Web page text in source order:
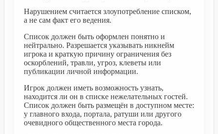
Нарушением считается злоупотребление списком,
а не сам факт его ведения.
Список должен быть оформлен понятно и
нейтрально. Разрешается указывать никнейм
игрока и краткую причину ограничения без
оскорблений, травли, угроз, клеветы или
публикации личной информации.
Игрок должен иметь возможность узнать,
находится ли он в списке нежелательных гостей.
Список должен быть размещён в доступном месте:
у главного входа, портала, ратуши или другого
очевидного общественного места города.